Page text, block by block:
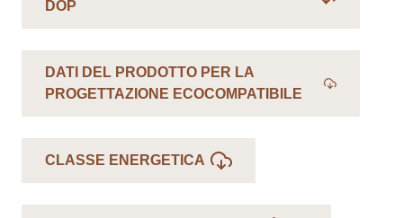
DOP
DATI DEL PRODOTTO PER LA
PROGETTAZIONE ECOCOMPATIBILE
CLASSE ENERGETICA